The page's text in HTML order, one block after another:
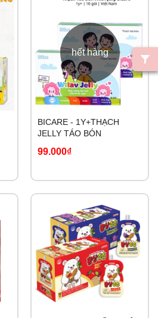
hết hàng
BICARE - 1Y+THẠCH
JELLY TÁO BÓN
99.000₫